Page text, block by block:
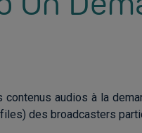
contenus audios à la
des broadcasters